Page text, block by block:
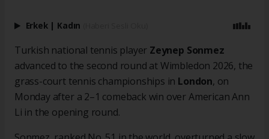
Erkek | Kadın
Turkish national tennis player Zeynep Sonmez
advanced to the second round at Wimbledon 2026, the
grass-court tennis championships in London, on
Monday after a 2–1 comeback win over American Ann
Li in the opening round.